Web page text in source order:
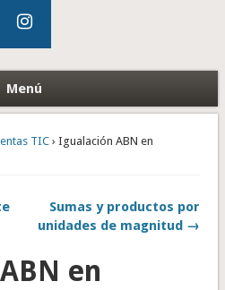
Menú
TIC› Igualación ABN en
Sumas y productos por
unidades de magnitud →
en